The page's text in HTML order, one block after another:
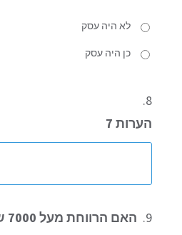
לא היה עסק
כן היה עסק
8.
הערות 7
9. האם הרווחת מעל 7000 ש"ח?